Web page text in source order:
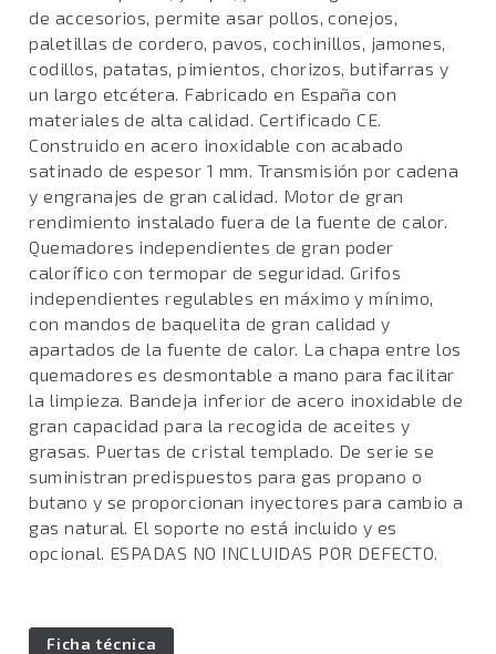
de accesorios, permite asar pollos, conejos,
paletillas de cordero, pavos, cochinillos, jamones,
codillos, patatas, pimientos, chorizos, butifarras y
un largo etcétera. Fabricado en España con
materiales de alta calidad. Certificado CE.
Construido en acero inoxidable con acabado
satinado de espesor 1 mm. Transmisión por cadena
y engranajes de gran calidad. Motor de gran
rendimiento instalado fuera de la fuente de calor.
Quemadores independientes de gran poder
calorífico con termopar de seguridad. Grifos
independientes regulables en máximo y mínimo,
con mandos de baquelita de gran calidad y
apartados de la fuente de calor. La chapa entre los
quemadores es desmontable a mano para facilitar
la limpieza. Bandeja inferior de acero inoxidable de
gran capacidad para la recogida de aceites y
grasas. Puertas de cristal templado. De serie se
suministran predispuestos para gas propano o
butano y se proporcionan inyectores para cambio a
gas natural. El soporte no está incluido y es
opcional. ESPADAS NO INCLUIDAS POR DEFECTO.
Ficha técnica